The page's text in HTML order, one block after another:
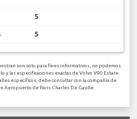
5
5
son solo para fines informativos, no podemos
y las especificaciones exactas de Volvo V90 Estate
específicos, debe consultar con la compañía de
Aeropuerto de Paris Charles De Gaulle.